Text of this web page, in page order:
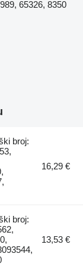
65326, 8350
broj:
16,29 €
broj:
13,53 €